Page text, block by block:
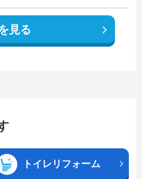
見る
トイレリフォーム